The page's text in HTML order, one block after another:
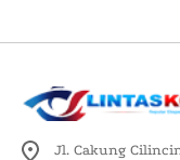
Jl. Cakung